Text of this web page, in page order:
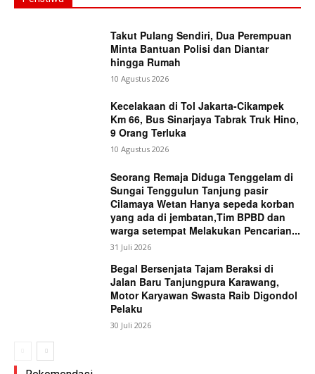
Takut Pulang Sendiri, Dua Perempuan
Minta Bantuan Polisi dan Diantar
hingga Rumah
10 Agustus 2026
Kecelakaan di Tol Jakarta-Cikampek
Km 66, Bus Sinarjaya Tabrak Truk Hino,
9 Orang Terluka
10 Agustus 2026
Seorang Remaja Diduga Tenggelam di
Sungai Tenggulun Tanjung pasir
Cilamaya Wetan Hanya sepeda korban
yang ada di jembatan,Tim BPBD dan
warga setempat Melakukan Pencarian...
31 Juli 2026
Begal Bersenjata Tajam Beraksi di
Jalan Baru Tanjungpura Karawang,
Motor Karyawan Swasta Raib Digondol
Pelaku
30 Juli 2026